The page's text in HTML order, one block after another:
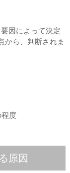
因によって決定
から、判断されま
程度
原因